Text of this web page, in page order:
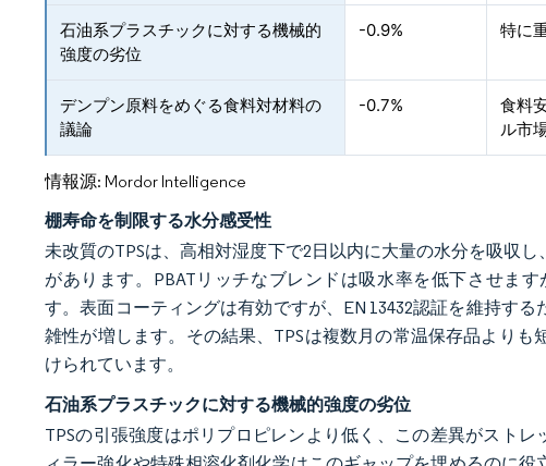
石油系プラスチックに対する機械的
強度の劣位
-0.9% 特に
デンプン原料をめぐる食料対材料の
議論
-0.7%
食料
ル市
情報源: Mordor Intelligence
棚寿命を制限する水分感受性
未改質のTPSは、高相対湿度下で2日以内に大量の水分を吸収
があります。PBATリッチなブレンドは吸水率を低下させま
す。表面コーティングは有効ですが、EN 13432認証を維持す
雑性が増します。その結果、TPSは複数月の常温保存品より
けられています。
石油系プラスチックに対する機械的強度の劣位
TPSの引張強度はポリプロピレンより低く、この差異がスト